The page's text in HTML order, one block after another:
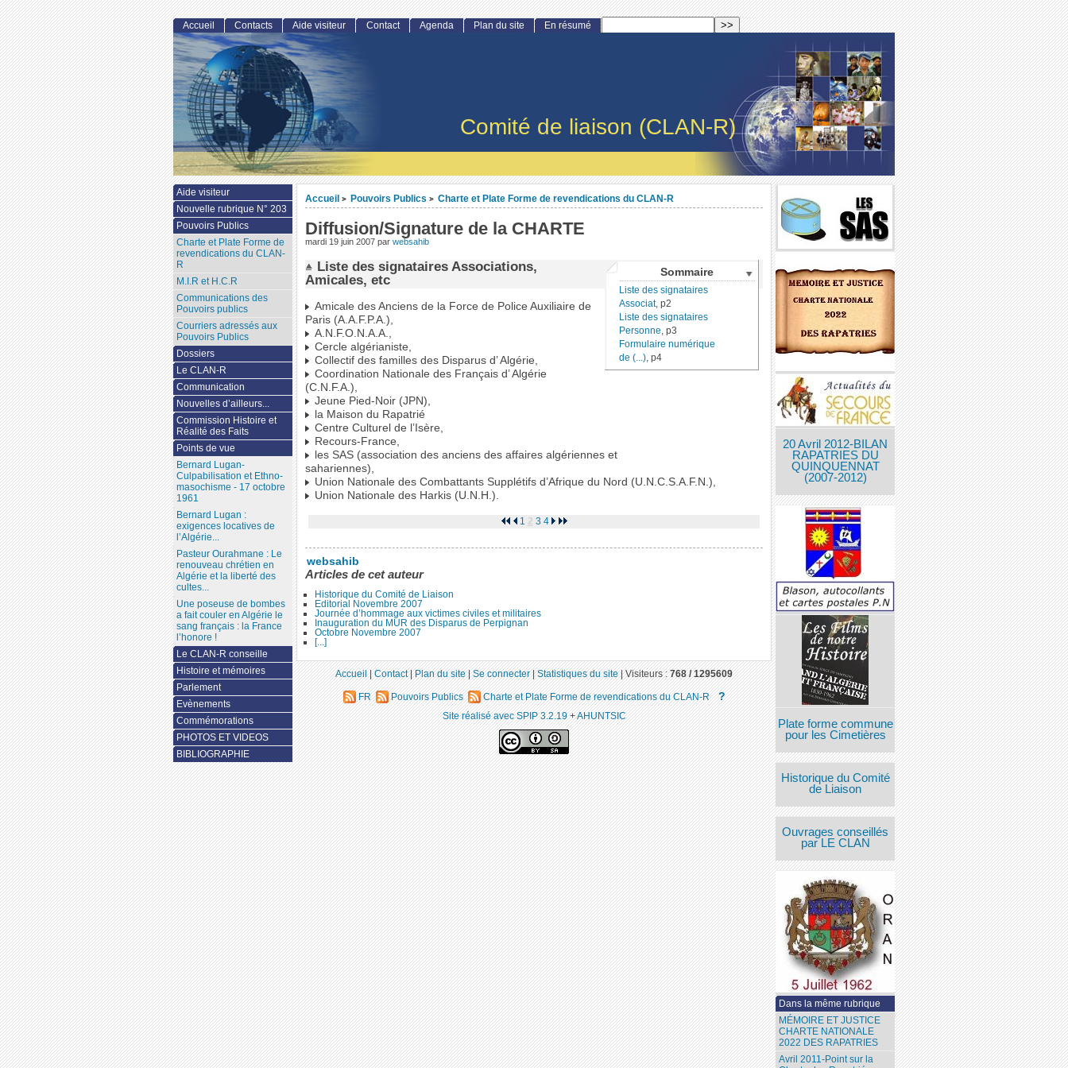
Comité de liaison (CLAN-R)
Accueil > Pouvoirs Publics > Charte et Plate Forme de revendications du CLAN-R
Diffusion/Signature de la CHARTE
mardi 19 juin 2007 par websahib
Sommaire
Liste des signataires
Associat, p2
Liste des signataires
Personne, p3
Formulaire numérique
de (...), p4
Liste des signataires Associations,
Amicales, etc
Amicale des Anciens de la Force de Police Auxiliaire de
Paris (A.A.F.P.A.),
A.N.F.O.N.A.A.,
Cercle algérianiste,
Collectif des familles des Disparus d’ Algérie,
Coordination Nationale des Français d’ Algérie
(C.N.F.A.),
Jeune Pied-Noir (JPN),
la Maison du Rapatrié
Centre Culturel de l’Isère,
Recours-France,
les SAS (association des anciens des affaires algériennes et
sahariennes),
Union Nationale des Combattants Supplétifs d’Afrique du Nord (U.N.C.S.A.F.N.),
Union Nationale des Harkis (U.N.H.).
1 2 3 4
websahib
Articles de cet auteur
Historique du Comité de Liaison
Editorial Novembre 2007
Journée d’hommage aux victimes civiles et militaires
Inauguration du MUR des Disparus de Perpignan
Octobre Novembre 2007
[...]
20 Avril 2012-BILAN
RAPATRIES DU
QUINQUENNAT
(2007-2012)
Plate forme commune
pour les Cimetières
Historique du Comité
de Liaison
Ouvrages conseillés
par LE CLAN
Dans la même rubrique
MÉMOIRE ET JUSTICE
CHARTE NATIONALE
2022 DES RAPATRIES
Avril 2011-Point sur la
Accueil Contacts Aide visiteur Contact Agenda Plan du site En résumé
Aide visiteur
Nouvelle rubrique N° 203
Pouvoirs Publics
Charte et Plate Forme de
revendications du CLAN-
R
M.I.R et H.C.R
Communications des
Pouvoirs publics
Courriers adressés aux
Pouvoirs Publics
Dossiers
Le CLAN-R
Communication
Nouvelles d’ailleurs...
Commission Histoire et
Réalité des Faits
Points de vue
Bernard Lugan-
Culpabilisation et Ethno-
masochisme - 17 octobre
1961
Bernard Lugan :
exigences locatives de
l’Algérie...
Pasteur Ourahmane : Le
renouveau chrétien en
Algérie et la liberté des
cultes...
Une poseuse de bombes
a fait couler en Algérie le
sang français : la France
l’honore !
Le CLAN-R conseille
Histoire et mémoires
Parlement
Evènements
Commémorations
PHOTOS ET VIDEOS
BIBLIOGRAPHIE
Accueil|Contact|Plan du site|Se connecter|Statistiques du site|Visiteurs :768 / 1295609
FR Pouvoirs Publics Charte et Plate Forme de revendications du CLAN-R ?
Site réalisé avec SPIP 3.2.19+AHUNTSIC